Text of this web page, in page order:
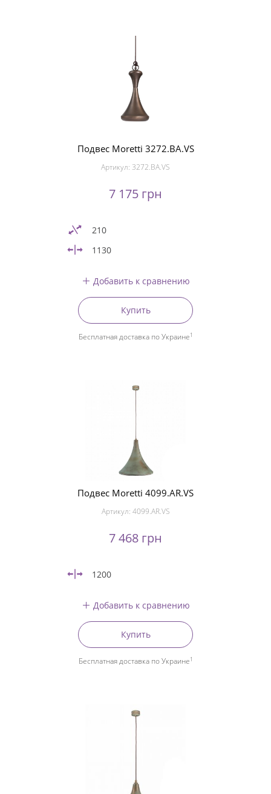
Подвес Moretti 3272.BA.VS
Артикул: 3272.BA.VS
7 175 грн
210
1130
Добавить к сравнению
Купить
Бесплатная доставка по Украине1
Подвес Moretti 4099.AR.VS
Артикул: 4099.AR.VS
7 468 грн
1200
Добавить к сравнению
Купить
Бесплатная доставка по Украине1